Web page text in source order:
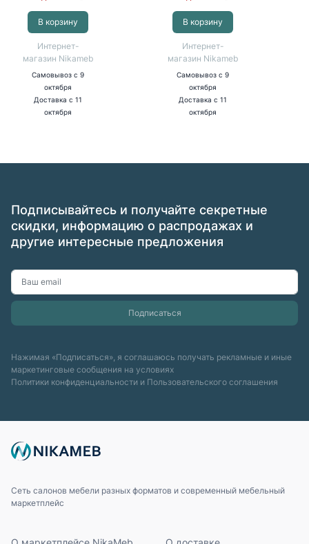
В корзину
Интернет-
магазин Nikameb
Самовывозс 9
октября
Доставка с 11
октября
В корзину
Интернет-
магазин Nikameb
Самовывозс 9
октября
Доставка с 11
октября
Подписывайтесь и получайте секретные
скидки, информацию о распродажах и
другие интересные предложения
Нажимая «Подписаться», я соглашаюсь получать рекламные и иные
маркетинговые сообщения на условиях
Политики конфиденциальности и Пользовательского соглашения
Сеть салонов мебели разных форматов и современный мебельный
маркетплейс